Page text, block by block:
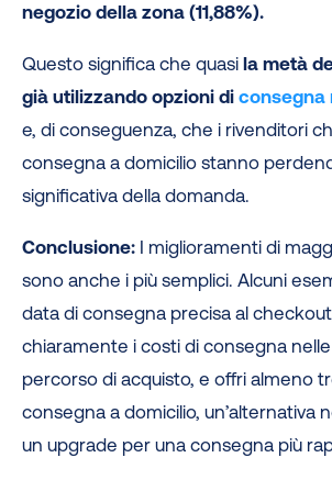
negozio della zona (11,88%).
Questo significa che quasila metà
già utilizzando opzioni diconsegna
e, di conseguenza, che i rivenditori
consegna a domicilio stanno
significativa della domanda.
Conclusione: I miglioramenti di
sono anche i più semplici. Alcuni
data di consegna precisa al
chiaramente i costi di consegna
percorso di acquisto, e offri almeno
consegna a domicilio, un’alternativa
un upgrade per una consegna più